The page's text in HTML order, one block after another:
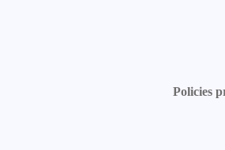
Policies